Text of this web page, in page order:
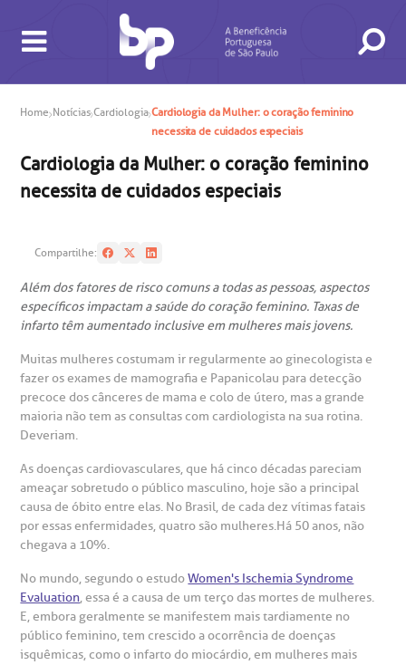
BUSCA
CONSULTAS E EXAMES
de consultas e exames
in antecipado
de exames
de Exames
ATENDIMENTO 24H
SAC
A BP conta com você para melhorar sempre a qualidade do
atendimento e dos serviços prestados.
A Ouvidoria e SAC são canais para você, cliente da BP, tirar
suas dúvidas, registrar suas reclamações ou fazer elogios
relacionados ao nosso atendimento e aos nossos serviços.
Horário de atendimento: 2ª a 6ª feira das 7h às 18h
(11) 3505-1000
CONHEÇA AS UNIDADES
Hospital BP
Saiba mais
Endereço:
INSTITUCIONAL
e Pesquisa
do médico
de conduta
Financeiras
NOSSOS SERVIÇOS
INFORMAÇÕES ÚTEIS
de atendimento
de Infarto SUS
de Visita
ESPECIALIDADES
de Oncologia e Hematologia
de Excelência em Neurologia e
de Excelência em Ortopedia
Home Notícias Cardiologia Cardiologia da Mulher: o coração feminino
necessita de cuidados especiais
Cardiologia da Mulher: o coração feminino
necessita de cuidados especiais
Compartilhe:
Além dos fatores de risco comuns a todas as pessoas, aspectos
específicos impactam a saúde do coração feminino. Taxas de
infarto têm aumentado inclusive em mulheres mais jovens.
Muitas mulheres costumam ir regularmente ao ginecologista e
fazer os exames de mamografia e Papanicolau para detecção
precoce dos cânceres de mama e colo de útero, mas a grande
maioria não tem as consultas com cardiologista na sua rotina.
Deveriam.
As doenças cardiovasculares, que há cinco décadas pareciam
ameaçar sobretudo o público masculino, hoje são a principal
causa de óbito entre elas. No Brasil, de cada dez vítimas fatais
por essas enfermidades, quatro são mulheres.Há 50 anos, não
chegava a 10%.
No mundo, segundo o estudoWomen's Ischemia Syndrome
Evaluation, essa é a causa de um terço das mortes de mulheres.
E, embora geralmente se manifestem mais tardiamente no
público feminino, tem crescido a ocorrência de doenças
isquêmicas, como o infarto do miocárdio, em mulheres mais